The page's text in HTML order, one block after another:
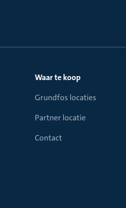
Waar te koop
Grundfos locaties
Partner locatie
Contact